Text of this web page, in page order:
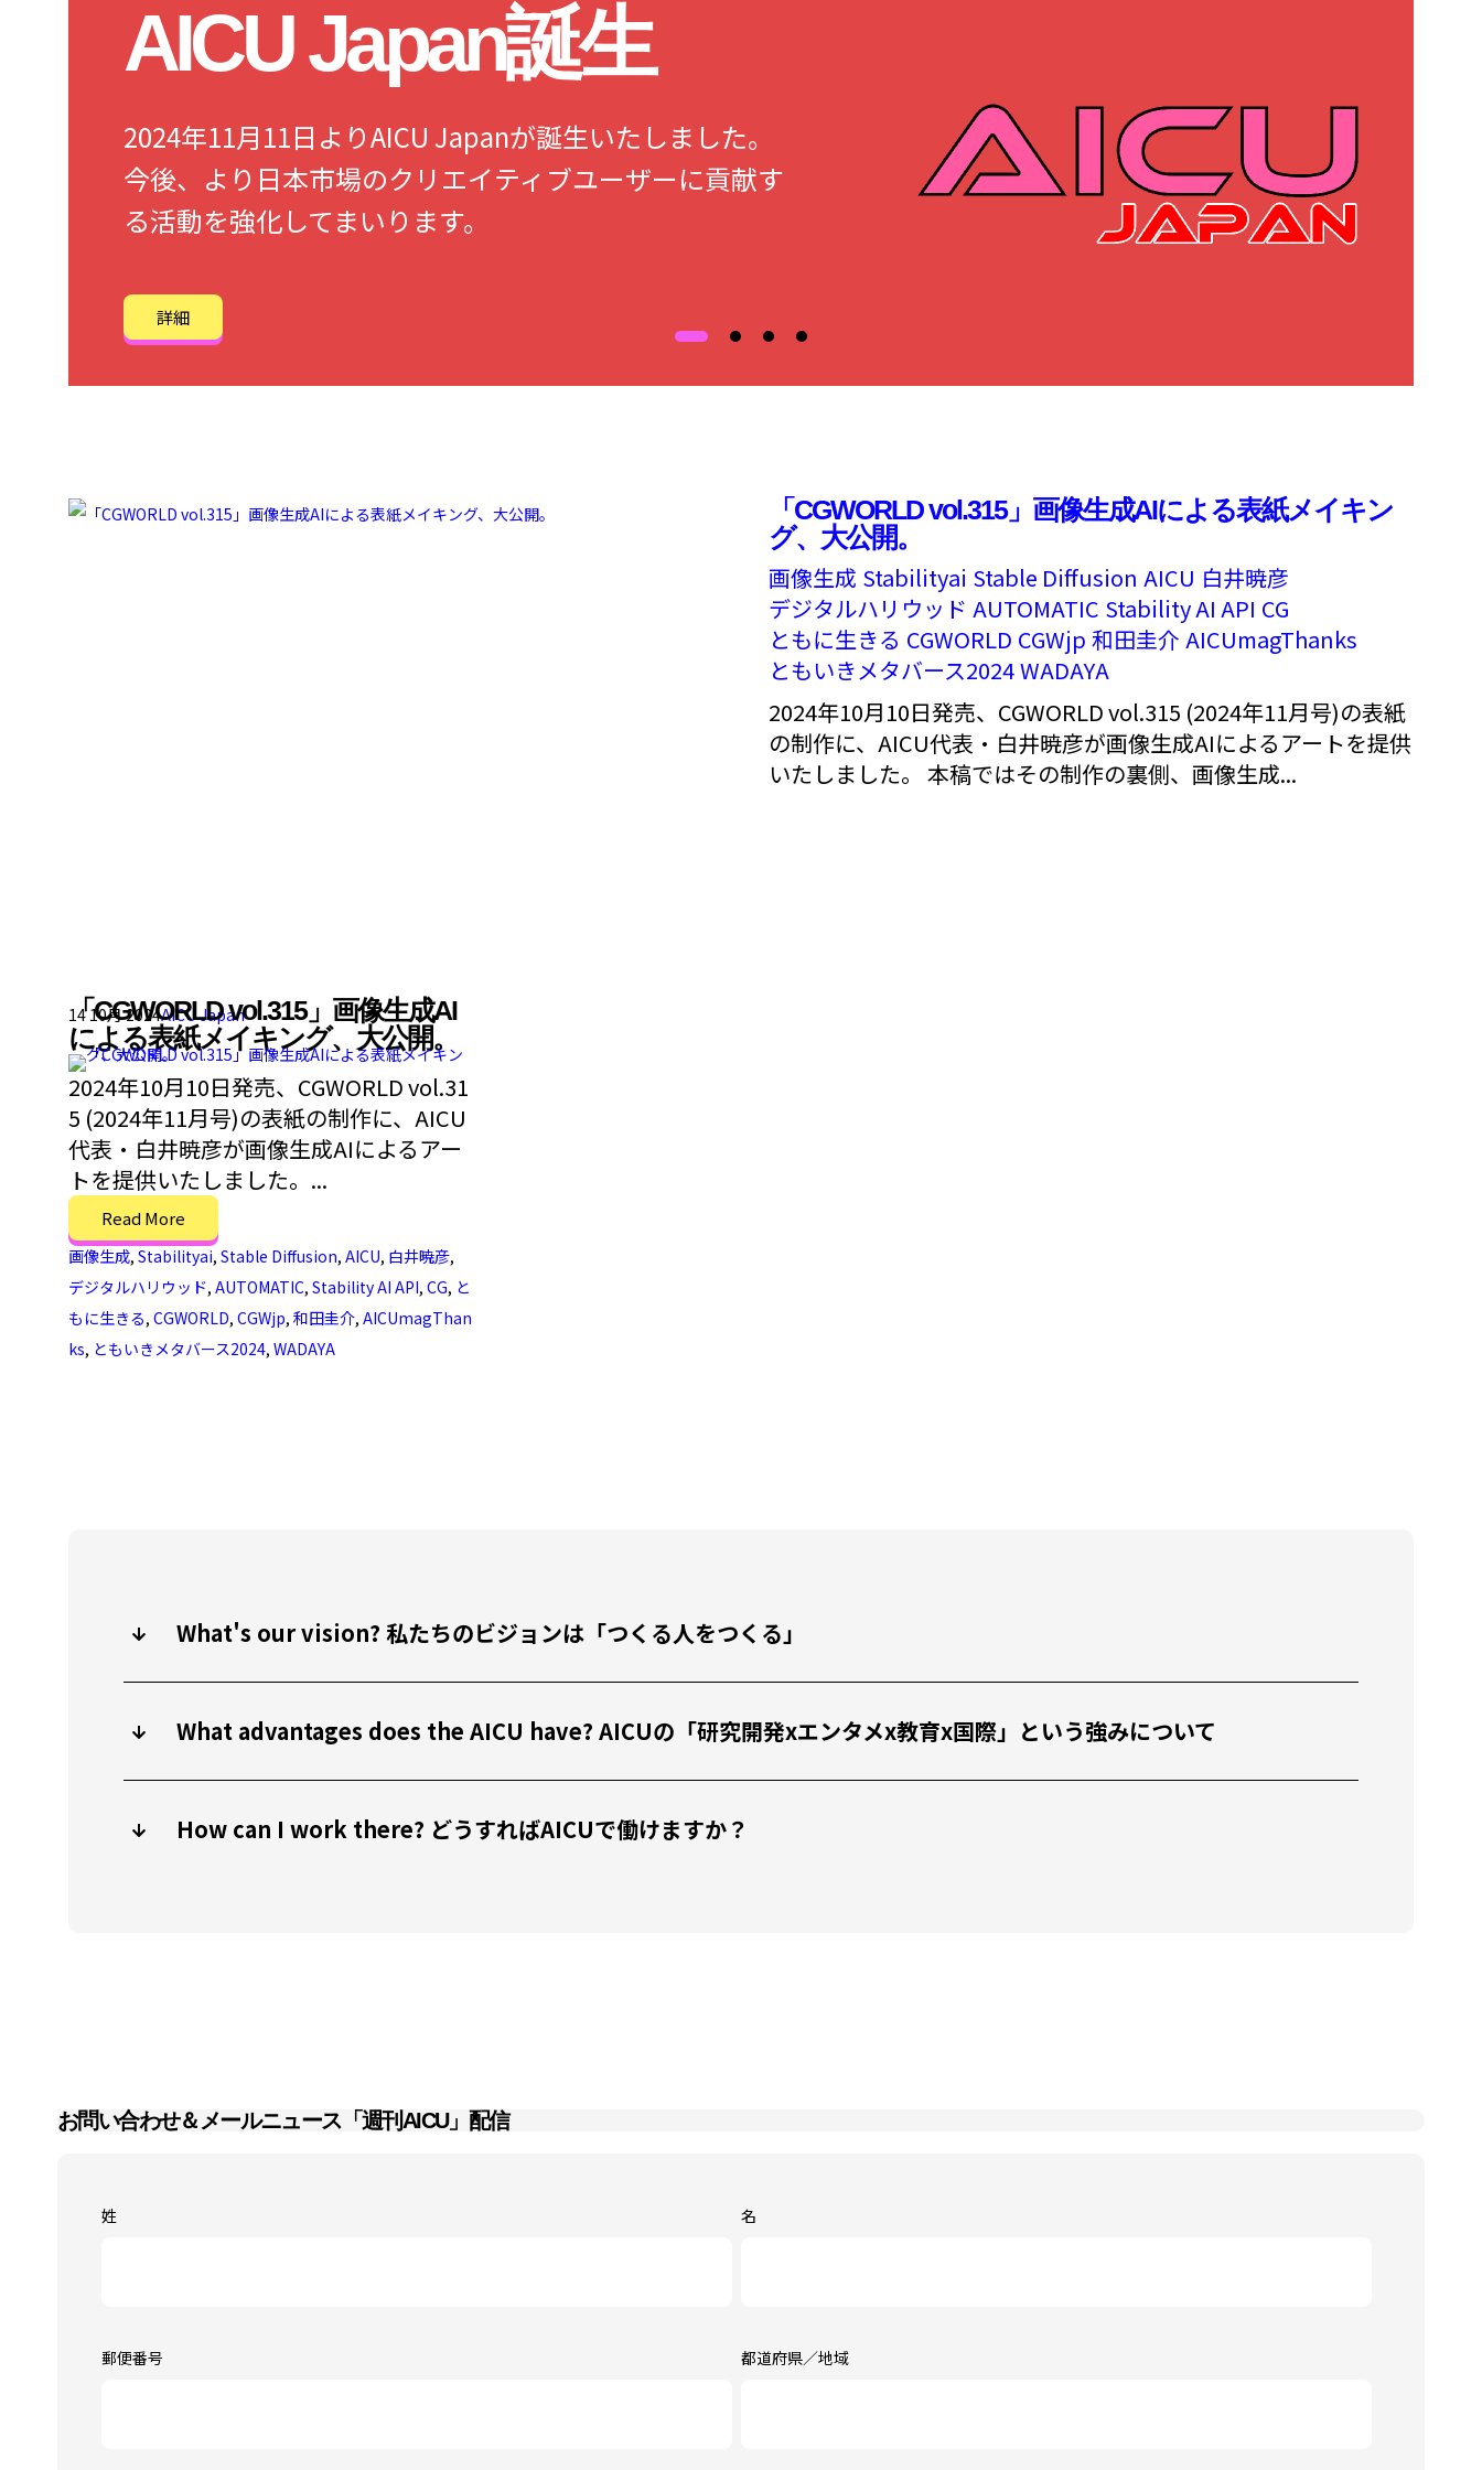
AICU Japan誕生
2024年11月11日よりAICU Japanが誕生いたしました。
今後、より日本市場のクリエイティブユーザーに貢献す
る活動を強化してまいります。
詳細
「CGWORLD vol.315」画像生成AIによる表紙メイキン
グ、大公開。
画像生成 Stabilityai Stable Diffusion AICU 白井暁彦
デジタルハリウッド AUTOMATIC Stability AI API CG
ともに生きる CGWORLD CGWjp 和田圭介 AICUmagThanks
ともいきメタバース2024WADAYA
2024年10月10日発売、CGWORLD vol.315 (2024年11月号)の表紙
の制作に、AICU代表・白井暁彦が画像生成AIによるアートを提供
いたしました。 本稿ではその制作の裏側、画像生成...
「CGWORLD vol.315」画像生成AI
による表紙メイキング、大公開。
14 10月 2024AICU Japan
2024年10月10日発売、CGWORLD vol.31
5 (2024年11月号)の表紙の制作に、AICU
代表・白井暁彦が画像生成AIによるアー
トを提供いたしました。...
Read More
画像生成, Stabilityai, Stable Diffusion, AICU, 白井暁彦,
デジタルハリウッド, AUTOMATIC, Stability AI API, CG, と
もに生きる, CGWORLD, CGWjp, 和田圭介, AICUmagThan
ks, ともいきメタバース2024, WADAYA
What's our vision? 私たちのビジョンは「つくる人をつくる」
What advantages does the AICU have? AICUの「研究開発xエンタメx教育x国際」という強みについて
How can I work there? どうすればAICUで働けますか？
お問い合わせ＆メールニュース「週刊AICU」配信
姓 名
郵便番号 都道府県／地域